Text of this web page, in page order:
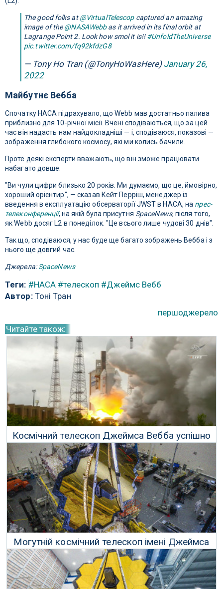
The good folks at@VirtualTelescopcaptured an amazing
image of the@NASAWebbas it arrived in its final orbit at
Lagrange Point 2. Look how smol it is!!#UnfoldTheUniverse
pic.twitter.com/fq92kfdzG8
— Tony Ho Tran (@TonyHoWasHere) January 26,
2022
Майбутнє Вебба
Спочатку НАСА підрахувало, що Webb мав достатньо палива
приблизно для 10-річної місії. Вчені сподіваються, що за цей
час він надасть нам найдокладніші — і, сподіваюся, показові —
зображення глибокого космосу, які ми колись бачили.
Проте деякі експерти вважають, що він зможе працювати
набагато довше.
"Ви чули цифри близько 20 років. Ми думаємо, що це, ймовірно,
хороший орієнтир", — сказав Кейт Перріш, менеджер із
введення в експлуатацію обсерваторії JWST в НАСА, на прес-
телеконференції, на якій була присутня SpaceNews, після того,
як Webb досяг L2 в понеділок. "Це всього лише чудові 30 днів".
Так що, сподіваюся, у нас буде ще багато зображень Вебба і з
нього ще довгий час.
Джерела:SpaceNews
Теги: #НАСА #телескоп #Джеймс Вебб
Автор:Тоні Тран
першоджерело
Читайте також:
Космічний телескоп Джеймса Вебба успішно
запущений
27 Грудня 2021 р.
Могутній космічний телескоп імені Джеймса
Вебба готовий до запуску
08 Грудня 2021 р.